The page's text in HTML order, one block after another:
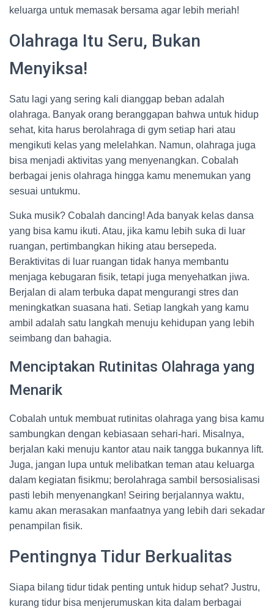
keluarga untuk memasak bersama agar lebih meriah!
Olahraga Itu Seru, Bukan
Menyiksa!
Satu lagi yang sering kali dianggap beban adalah
olahraga. Banyak orang beranggapan bahwa untuk hidup
sehat, kita harus berolahraga di gym setiap hari atau
mengikuti kelas yang melelahkan. Namun, olahraga juga
bisa menjadi aktivitas yang menyenangkan. Cobalah
berbagai jenis olahraga hingga kamu menemukan yang
sesuai untukmu.
Suka musik? Cobalah dancing! Ada banyak kelas dansa
yang bisa kamu ikuti. Atau, jika kamu lebih suka di luar
ruangan, pertimbangkan hiking atau bersepeda.
Beraktivitas di luar ruangan tidak hanya membantu
menjaga kebugaran fisik, tetapi juga menyehatkan jiwa.
Berjalan di alam terbuka dapat mengurangi stres dan
meningkatkan suasana hati. Setiap langkah yang kamu
ambil adalah satu langkah menuju kehidupan yang lebih
seimbang dan bahagia.
Menciptakan Rutinitas Olahraga yang
Menarik
Cobalah untuk membuat rutinitas olahraga yang bisa kamu
sambungkan dengan kebiasaan sehari-hari. Misalnya,
berjalan kaki menuju kantor atau naik tangga bukannya lift.
Juga, jangan lupa untuk melibatkan teman atau keluarga
dalam kegiatan fisikmu; berolahraga sambil bersosialisasi
pasti lebih menyenangkan! Seiring berjalannya waktu,
kamu akan merasakan manfaatnya yang lebih dari sekadar
penampilan fisik.
Pentingnya Tidur Berkualitas
Siapa bilang tidur tidak penting untuk hidup sehat? Justru,
kurang tidur bisa menjerumuskan kita dalam berbagai